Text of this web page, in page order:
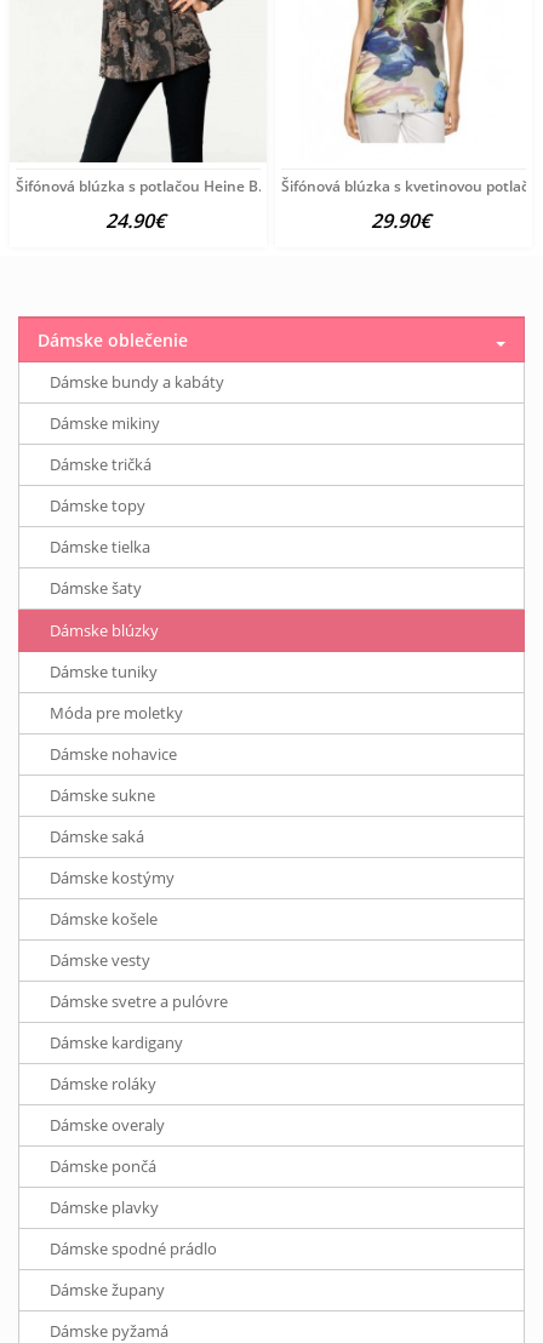
Šifónová blúzka s potlačou Heine B.C., čierno-farebná
24.90€
Šifónová blúzka s kvetinovou
29.90€
Dámske oblečenie
Dámske bundy a kabáty
Dámske mikiny
Dámske tričká
Dámske topy
Dámske tielka
Dámske šaty
Dámske blúzky
Dámske tuniky
Móda pre moletky
Dámske nohavice
Dámske sukne
Dámske saká
Dámske kostýmy
Dámske košele
Dámske vesty
Dámske svetre a pulóvre
Dámske kardigany
Dámske roláky
Dámske overaly
Dámske pončá
Dámske plavky
Dámske spodné prádlo
Dámske župany
Dámske pyžamá